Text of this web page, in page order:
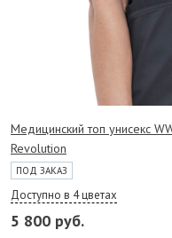
Медицинский топ унисекс
Revolution
ПОД ЗАКАЗ
Доступно в 4 цветах
5 800 руб.